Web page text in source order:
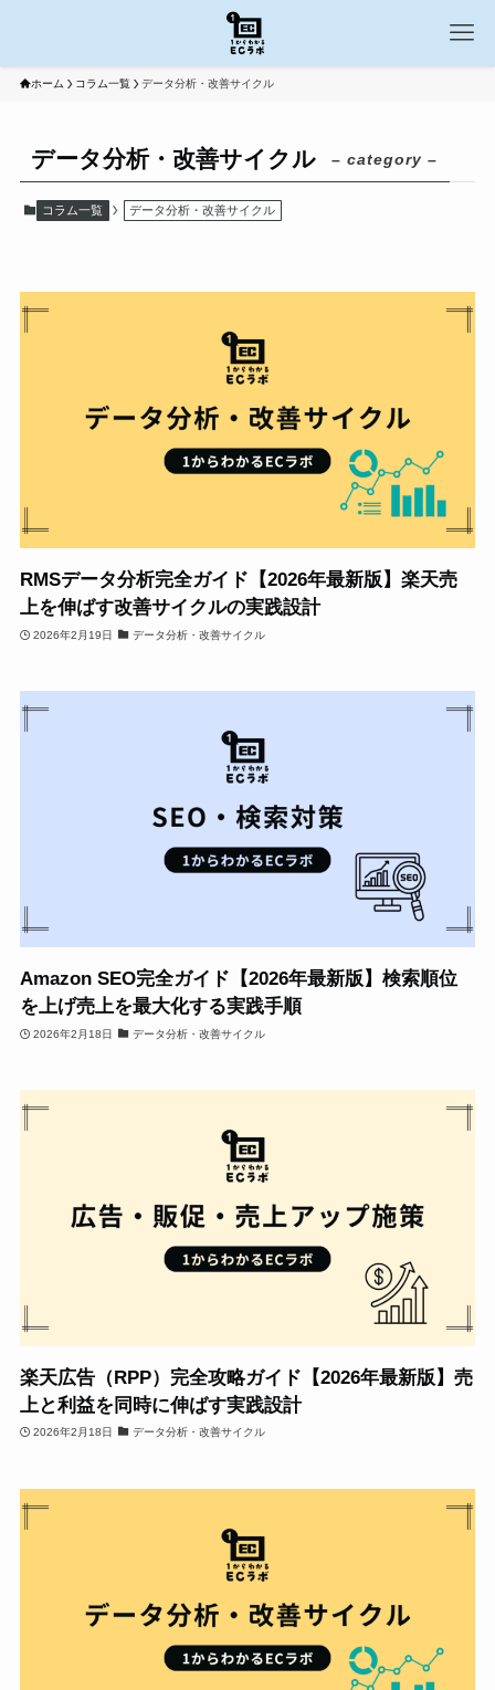
ホーム コラム一覧 データ分析・改善サイクル
データ分析・改善サイクル – category –
コラム一覧 データ分析・改善サイクル
RMSデータ分析完全ガイド【2026年最新版】楽天売
上を伸ばす改善サイクルの実践設計
2026年2月19日 データ分析・改善サイクル
Amazon SEO完全ガイド【2026年最新版】検索順位
を上げ売上を最大化する実践手順
2026年2月18日 データ分析・改善サイクル
楽天広告（RPP）完全攻略ガイド【2026年最新版】売
上と利益を同時に伸ばす実践設計
2026年2月18日 データ分析・改善サイクル